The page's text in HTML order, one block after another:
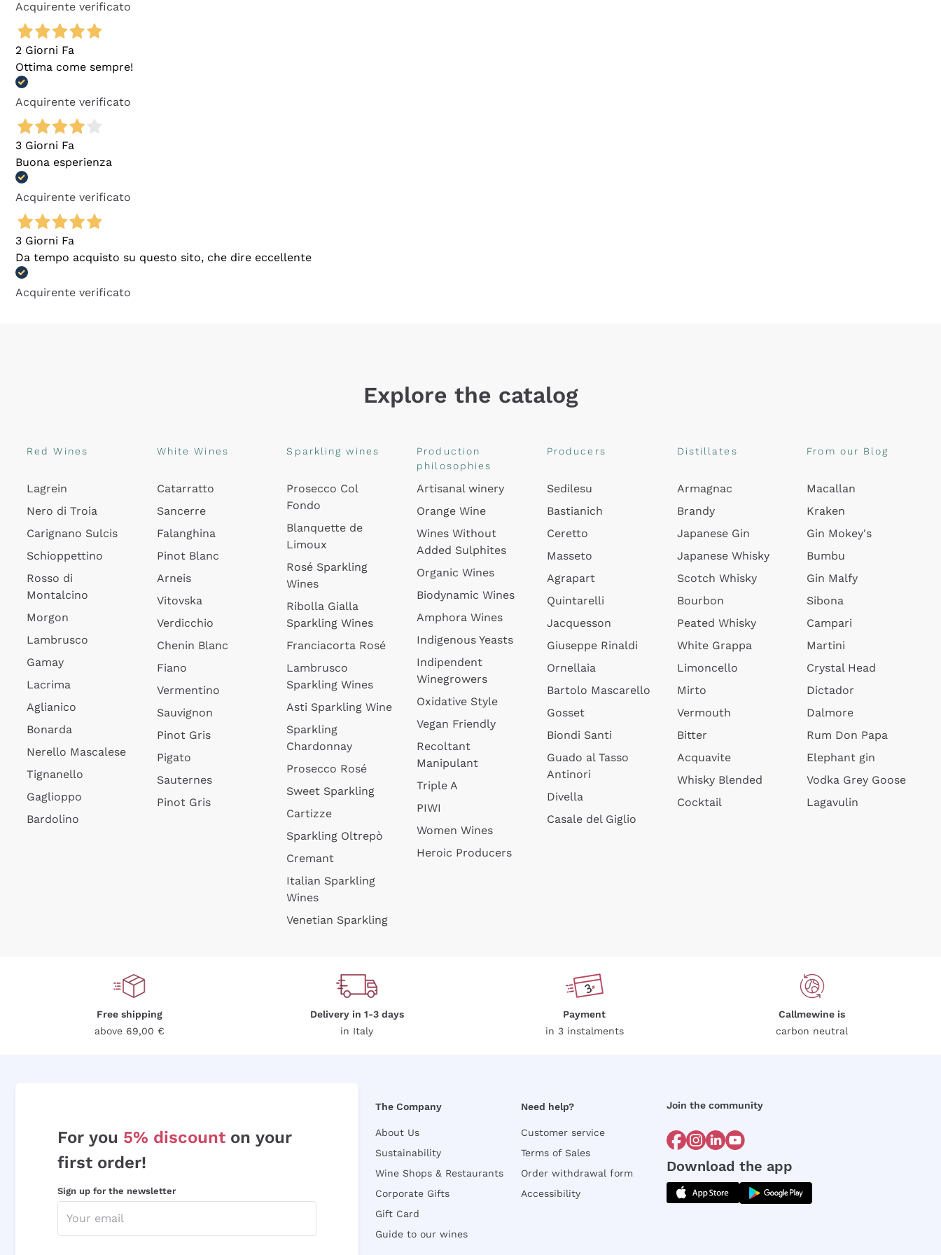
Acquirente verificato
2 Giorni Fa
Ottima come sempre!
Acquirente verificato
3 Giorni Fa
Buona esperienza
Acquirente verificato
3 Giorni Fa
Da tempo acquisto su questo sito, che dire eccellente
Acquirente verificato
Explore the catalog
Red Wines
Lagrein
Nero di Troia
Carignano Sulcis
Schioppettino
Rosso di
Montalcino
Morgon
Lambrusco
Gamay
Lacrima
Aglianico
Bonarda
Nerello Mascalese
Tignanello
Gaglioppo
Bardolino
White Wines
Catarratto
Sancerre
Falanghina
Pinot Blanc
Arneis
Vitovska
Verdicchio
Chenin Blanc
Fiano
Vermentino
Sauvignon
Pinot Gris
Pigato
Sauternes
Pinot Gris
Sparkling wines
Prosecco Col
Fondo
Blanquette de
Limoux
Rosé Sparkling
Wines
Ribolla Gialla
Sparkling Wines
Franciacorta Rosé
Lambrusco
Sparkling Wines
Asti Sparkling Wine
Sparkling
Chardonnay
Prosecco Rosé
Sweet Sparkling
Cartizze
Sparkling Oltrepò
Cremant
Italian Sparkling
Wines
Venetian Sparkling
Production
philosophies
Artisanal winery
Orange Wine
Wines Without
Added Sulphites
Organic Wines
Biodynamic Wines
Amphora Wines
Indigenous Yeasts
Indipendent
Winegrowers
Oxidative Style
Vegan Friendly
Recoltant
Manipulant
Triple A
PIWI
Women Wines
Heroic Producers
Producers
Sedilesu
Bastianich
Ceretto
Masseto
Agrapart
Quintarelli
Jacquesson
Giuseppe Rinaldi
Ornellaia
Bartolo Mascarello
Gosset
Biondi Santi
Guado al Tasso
Antinori
Divella
Casale del Giglio
Distillates
Armagnac
Brandy
Japanese Gin
Japanese Whisky
Scotch Whisky
Bourbon
Peated Whisky
White Grappa
Limoncello
Mirto
Vermouth
Bitter
Acquavite
Whisky Blended
Cocktail
From our Blog
Macallan
Kraken
Gin Mokey's
Bumbu
Gin Malfy
Sibona
Campari
Martini
Crystal Head
Dictador
Dalmore
Rum Don Papa
Elephant gin
Vodka Grey Goose
Lagavulin
Free shipping
above 69,00 €
Delivery in 1-3 days
in Italy
Payment
in 3 instalments
Callmewine is
carbon neutral
For you 5% discount on your
first order!
Sign up for the newsletter
The Company
About Us
Sustainability
Wine Shops & Restaurants
Corporate Gifts
Gift Card
Guide to our wines
Need help?
Customer service
Terms of Sales
Order withdrawal form
Accessibility
Join the community
Download the app